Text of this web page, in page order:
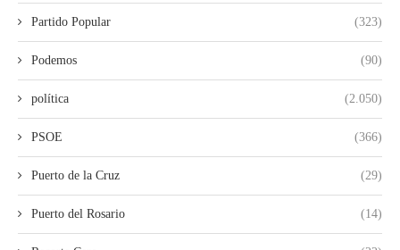
Partido Popular (323)
Podemos (90)
política (2.050)
PSOE (366)
Puerto de la Cruz (29)
Puerto del Rosario (14)